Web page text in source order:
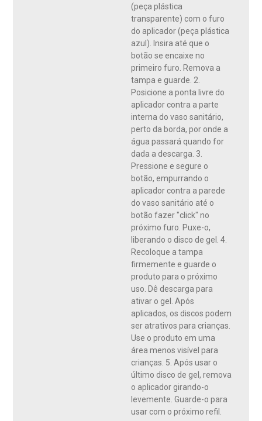
(peça plástica
transparente) com o furo
do aplicador (peça plástica
azul). Insira até que o
botão se encaixe no
primeiro furo. Remova a
tampa e guarde. 2.
Posicione a ponta livre do
aplicador contra a parte
interna do vaso sanitário,
perto da borda, por onde a
água passará quando for
dada a descarga. 3.
Pressione e segure o
botão, empurrando o
aplicador contra a parede
do vaso sanitário até o
botão fazer "click" no
próximo furo. Puxe-o,
liberando o disco de gel. 4.
Recoloque a tampa
firmemente e guarde o
produto para o próximo
uso. Dê descarga para
ativar o gel. Após
aplicados, os discos podem
ser atrativos para crianças.
Use o produto em uma
área menos visível para
crianças. 5. Após usar o
último disco de gel, remova
o aplicador girando-o
levemente. Guarde-o para
usar com o próximo refil.